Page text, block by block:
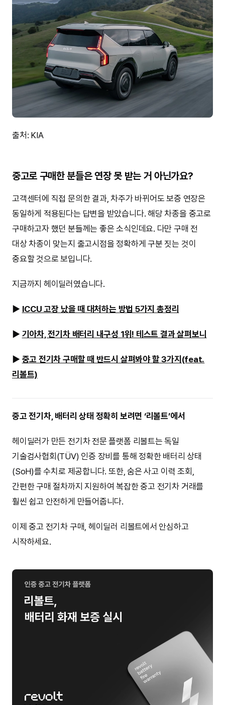
출처: KIA
중고로 구매한 분들은 연장 못 받는 거 아닌가요?
고객센터에 직접 문의한 결과, 차주가 바뀌어도 보증 연장은
동일하게 적용된다는 답변을 받았습니다. 해당 차종을 중고로
구매하고자 했던 분들께는 좋은 소식인데요. 다만 구매 전
대상 차종이 맞는지 출고시점을 정확하게 구분 짓는 것이
중요할 것으로 보입니다.
지금까지 헤이딜러였습니다.
▶ ICCU 고장 났을 때 대처하는 방법 5가지 총정리
▶ 기아차, 전기차 배터리 내구성 1위! 테스트 결과 살펴보니
▶ 중고 전기차 구매할 때 반드시 살펴봐야 할 3가지(feat.
리볼트)
중고 전기차, 배터리 상태 정확히 보려면 ‘리볼트’에서
헤이딜러가 만든 전기차 전문 플랫폼 리볼트는 독일
기술검사협회(TÜV) 인증 장비를 통해 정확한 배터리 상태
(SoH)를 수치로 제공합니다. 또한, 숨은 사고 이력 조회,
간편한 구매 절차까지 지원하여 복잡한 중고 전기차 거래를
훨씬 쉽고 안전하게 만들어줍니다.
이제 중고 전기차 구매, 헤이딜러 리볼트에서 안심하고
시작하세요.